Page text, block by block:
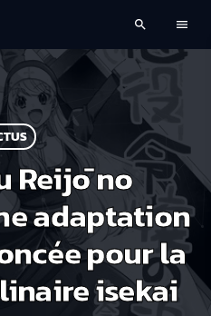
search menu
Reijō no
adaptation
pour la
isekai